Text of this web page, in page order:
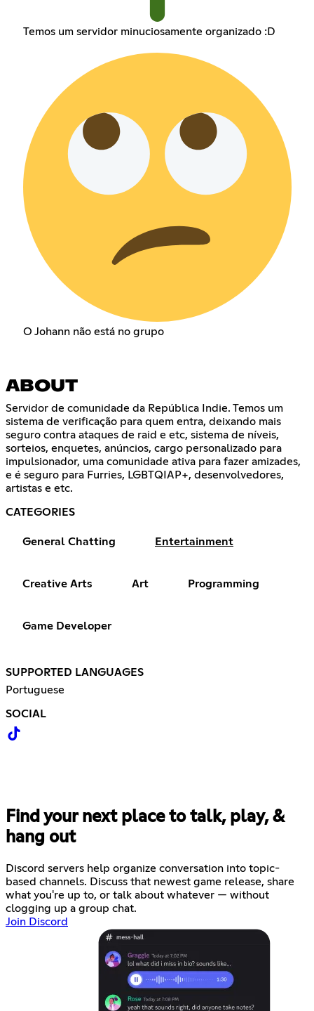
Temos um servidor minuciosamente organizado :D
O Johann não está no grupo
ABOUT
Servidor de comunidade da República Indie. Temos um
sistema de verificação para quem entra, deixando mais
seguro contra ataques de raid e etc, sistema de níveis,
sorteios, enquetes, anúncios, cargo personalizado para
impulsionador, uma comunidade ativa para fazer amizades,
e é seguro para Furries, LGBTQIAP+, desenvolvedores,
artistas e etc.
CATEGORIES
General Chatting Entertainment
Creative Arts Art Programming
Game Developer
SUPPORTED LANGUAGES
Portuguese
SOCIAL
Find your next place to talk, play, &
hang out
Discord servers help organize conversation into topic-
based channels. Discuss that newest game release, share
what you're up to, or talk about whatever — without
clogging up a group chat.
Join Discord